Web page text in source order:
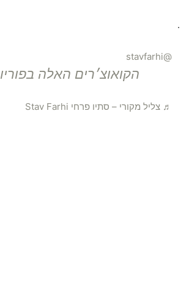
.
@stavfarhi
הקואוצ׳רים האלה בפוריו 22.0:
♬ צליל מקורי – סתיו פרחי Stav Farhi